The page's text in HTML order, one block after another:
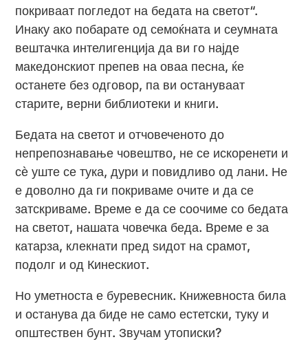
покриваат погледот на бедата на светот“.
Инаку ако побарате од семоќната и сеумната
вештачка интелигенција да ви го најде
македонскиот препев на оваа песна, ќе
останете без одговор, па ви остануваат
старите, верни библиотеки и книги.
Бедата на светот и отчовеченото до
непрепознавање човештво, не се искоренети и
сѐ уште се тука, дури и повидливо од лани. Не
е доволно да ги покриваме очите и да се
затскриваме. Време е да се соочиме со бедата
на светот, нашата човечка беда. Време е за
катарза, клекнати пред ѕидот на срамот,
подолг и од Кинескиот.
Но уметноста е буревесник. Книжевноста била
и останува да биде не само естетски, туку и
општествен бунт. Звучам утописки?